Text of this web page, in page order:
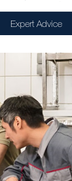
Expert Advice